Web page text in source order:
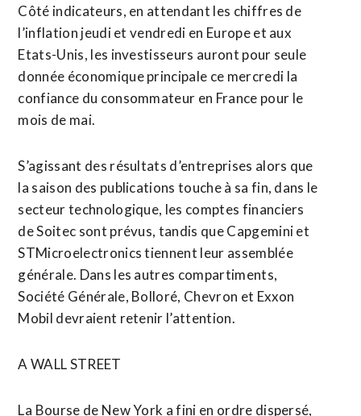
Côté indicateurs, en attendant les chiffres de
l’inflation jeudi et vendredi en Europe et aux
Etats-Unis, les investisseurs auront pour seule
donnée économique principale ce mercredi la
confiance du consommateur en France pour le
mois de mai.
S’agissant des résultats d’entreprises alors que
la saison des publications touche à sa fin, dans le
secteur technologique, les comptes financiers
de Soitec sont prévus, tandis que Capgemini et
STMicroelectronics tiennent leur assemblée
générale. Dans les autres compartiments,
Société Générale, Bolloré, Chevron et Exxon
Mobil devraient retenir l’attention.
A WALL STREET
La ⁠Bourse de New York a fini en ordre dispersé,